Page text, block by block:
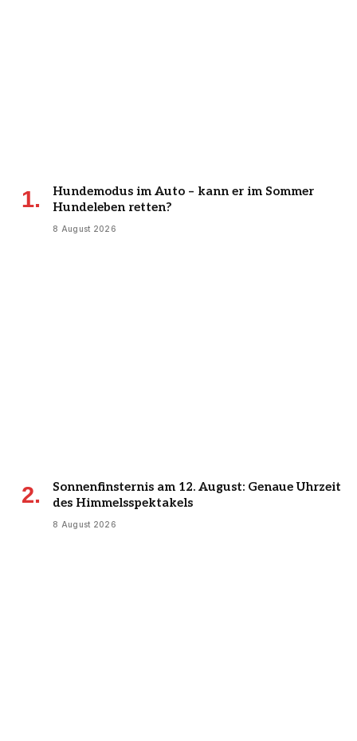
Hundemodus im Auto – kann er im Sommer
Hundeleben retten?
8 August 2026
Sonnenfinsternis am 12. August: Genaue Uhrzeit
des Himmelsspektakels
8 August 2026